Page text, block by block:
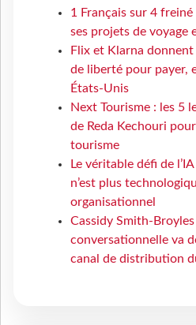
1 Français sur 4
ses projets de voyage
Flix et Klarna
de liberté pour payer,
États-Unis
Next Tourisme : les 5
de Reda Kechouri
tourisme
Le véritable défi de
n’est plus
organisationnel
Cassidy Smith-Broyles
conversationnelle va
canal de distribution